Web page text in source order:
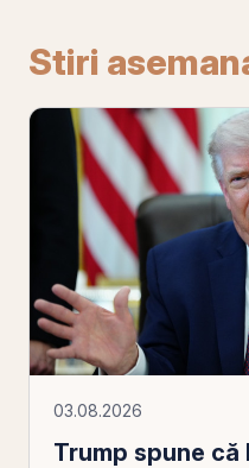
Stiri
03.08.2026
Trump spune că